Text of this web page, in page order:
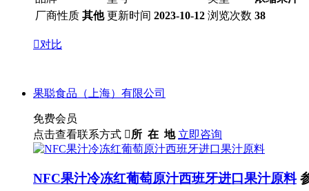
厂商性质 其他 更新时间 2023-10-12 浏览次数 38
对比
果聪食品（上海）有限公司
免费会员
点击查看联系方式 所 在 地 立即咨询
NFC果汁冷冻红葡萄原汁西班牙进口果汁原料